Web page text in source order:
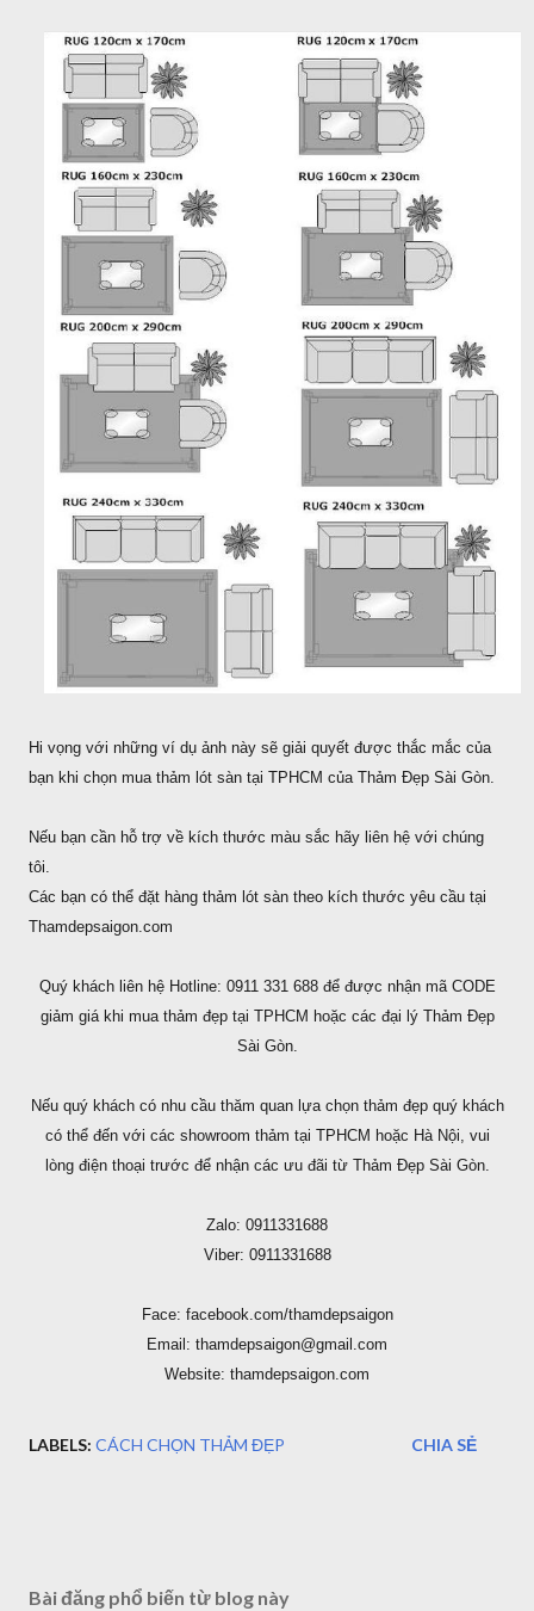
Hi vọng với những ví dụ ảnh này sẽ giải quyết được thắc mắc của
bạn khi chọn mua thảm lót sàn tại TPHCM của Thảm Đẹp Sài Gòn.
Nếu bạn cần hỗ trợ về kích thước màu sắc hãy liên hệ với chúng
tôi.
Các bạn có thể đặt hàng thảm lót sàn theo kích thước yêu cầu tại
Thamdepsaigon.com
Quý khách liên hệ Hotline: 0911 331 688 để được nhận mã CODE
giảm giá khi mua thảm đẹp tại TPHCM hoặc các đại lý Thảm Đẹp
Sài Gòn.
Nếu quý khách có nhu cầu thăm quan lựa chọn thảm đẹp quý khách
có thể đến với các showroom thảm tại TPHCM hoặc Hà Nội, vui
lòng điện thoại trước để nhận các ưu đãi từ Thảm Đẹp Sài Gòn.
Zalo: 0911331688
Viber: 0911331688
Face: facebook.com/thamdepsaigon
Email: thamdepsaigon@gmail.com
Website: thamdepsaigon.com
LABELS: CÁCH CHỌN THẢM ĐẸP CHIA SẺ
Bài đăng phổ biến từ blog này